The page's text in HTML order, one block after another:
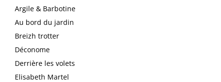
Argile & Barbotine
Au bord du jardin
Breizh trotter
Déconome
Derrière les volets
Elisabeth Martel